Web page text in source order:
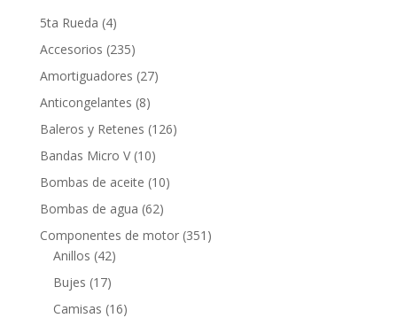
5ta Rueda 44
productos
Accesorios 235235
productos
Amortiguadores 2727
Anticongelantes 88
productos
Baleros y Retenes 126126
Bandas Micro V 1010
productos
Bombas de aceite 1010
Bombas de agua 6262
productos
Componentes de motor 351 351
Anillos 4242
Bujes 1717
productos
Camisas 1616